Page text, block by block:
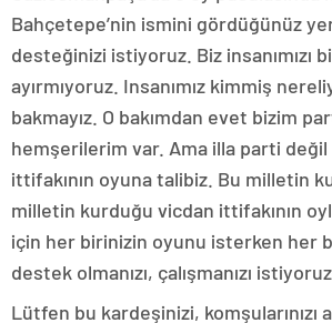
Bahçetepe’nin ismini gördüğünüz
desteğinizi istiyoruz. Biz insanımızı
ayırmıyoruz. Insanımız kimmiş
bakmayız. O bakımdan evet bizim
hemşerilerim var. Ama illa parti
ittifakının oyuna talibiz. Bu milletin
milletin kurduğu vicdan ittifakının
için her birinizin oyunu isterken her
destek olmanızı, çalışmanızı istiyoruz.
Lütfen bu kardeşinizi, komşularınızı